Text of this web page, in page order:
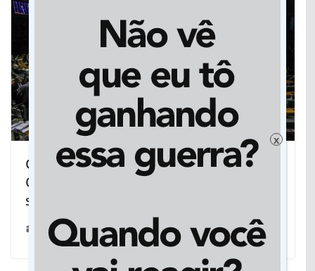
Congresso aprova texto-base do
Orçamento 2020 com previsão de
salário mínimo de R$ 1.039
09/10/2019
x